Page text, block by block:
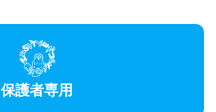
保護者専用